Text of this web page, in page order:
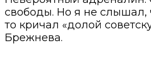
свободы. Но я не слышал,
то кричал «долой
Брежнева.